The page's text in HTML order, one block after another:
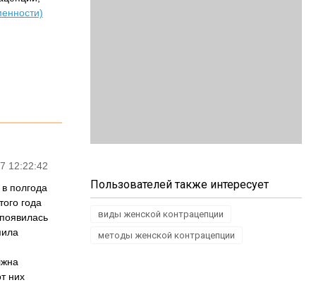
12:22:42
полгода
года
них
Пользователей также интересует
виды женской контрацепции
методы женской контрацепции